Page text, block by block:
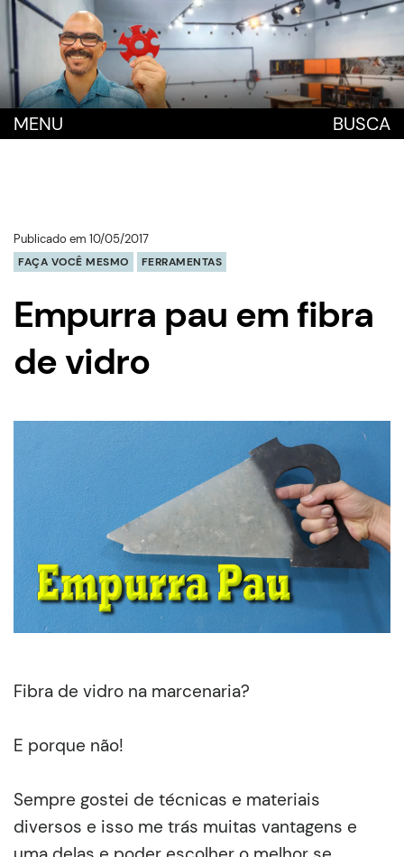
MENU BUSCA
Publicado em 10/05/2017
FAÇA VOCÊ MESMO FERRAMENTAS
Empurra pau em fibra
de vidro
Fibra de vidro na marcenaria?
E porque não!
Sempre gostei de técnicas e materiais
diversos e isso me trás muitas vantagens e